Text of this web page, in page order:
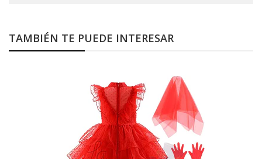
TAMBIÉN TE PUEDE INTERESAR